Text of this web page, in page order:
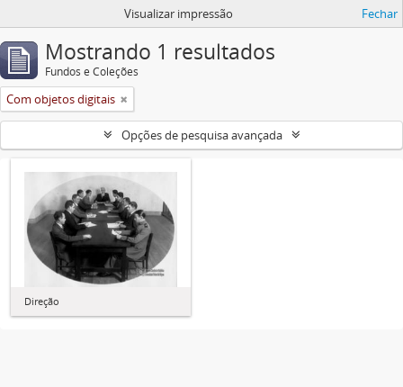
Visualizar impressão Fechar
Mostrando 1 resultados
Fundos e Coleções
Com objetos digitais
Opções de pesquisa avançada
Direção